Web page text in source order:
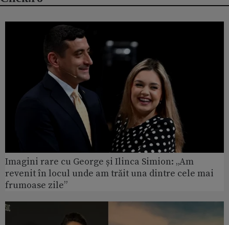
Imagini rare cu George și Ilinca Simion: „Am
revenit în locul unde am trăit una dintre cele mai
frumoase zile”